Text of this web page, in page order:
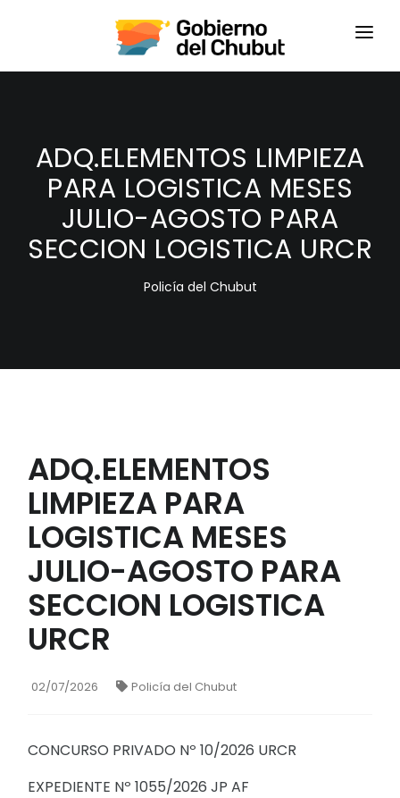
HOME
ADQ.ELEMENTOS LIMPIEZA
PARA LOGISTICA MESES
JULIO-AGOSTO PARA
SECCION LOGISTICA URCR
Policía del Chubut
ADQ.ELEMENTOS
LIMPIEZA PARA
LOGISTICA MESES
JULIO-AGOSTO PARA
SECCION LOGISTICA
URCR
02/07/2026 Policía del Chubut
CONCURSO PRIVADO Nº 10/2026 URCR
EXPEDIENTE Nº 1055/2026 JP AF